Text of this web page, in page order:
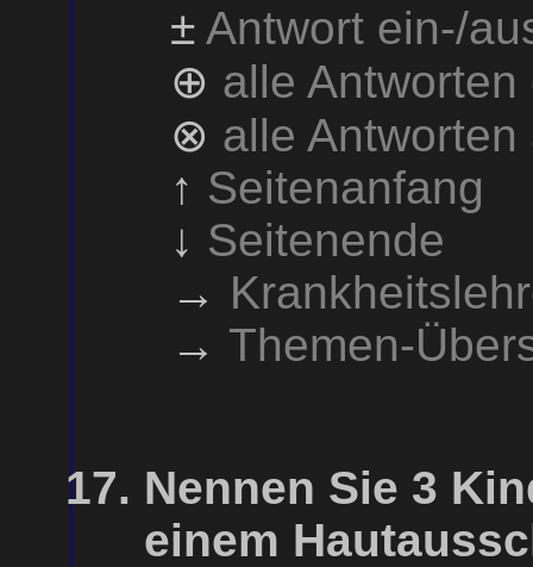
± Antwort ein-/
⊕ alle
⊗ alle
↑ Seitenanfang
↓ Seitenende
→
→ Themen-
Nennen Sie 3
einem